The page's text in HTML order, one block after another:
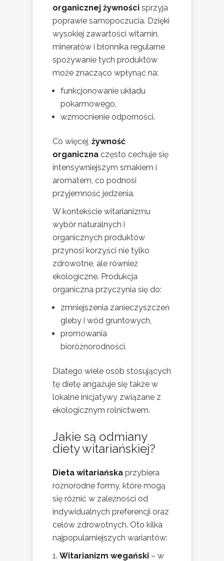
organicznej żywności sprzyja
poprawie samopoczucia. Dzięki
wysokiej zawartości witamin,
minerałów i błonnika regularne
spożywanie tych produktów
może znacząco wpłynąć na:
funkcjonowanie układu
pokarmowego,
wzmocnienie odporności.
Co więcej, żywność
organiczna często cechuje się
intensywniejszym smakiem i
aromatem, co podnosi
przyjemność jedzenia.
W kontekście witarianizmu
wybór naturalnych i
organicznych produktów
przynosi korzyści nie tylko
zdrowotne, ale również
ekologiczne. Produkcja
organiczna przyczynia się do:
zmniejszenia zanieczyszczeń
gleby i wód gruntowych,
promowania
bioróżnorodności.
Dlatego wiele osób stosujących
tę dietę angażuje się także w
lokalne inicjatywy związane z
ekologicznym rolnictwem.
Jakie są odmiany
diety witariańskiej?
Dieta witariańska przybiera
różnorodne formy, które mogą
się różnić w zależności od
indywidualnych preferencji oraz
celów zdrowotnych. Oto kilka
najpopularniejszych wariantów:
Witarianizm wegański – w